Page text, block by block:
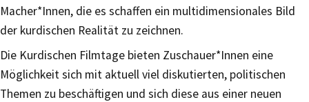
Macher*Innen, die es schaffen ein multidimensionales Bild
der kurdischen Realität zu zeichnen.
Die Kurdischen Filmtage bieten Zuschauer*Innen eine
Möglichkeit sich mit aktuell viel diskutierten, politischen
Themen zu beschäftigen und sich diese aus einer neuen